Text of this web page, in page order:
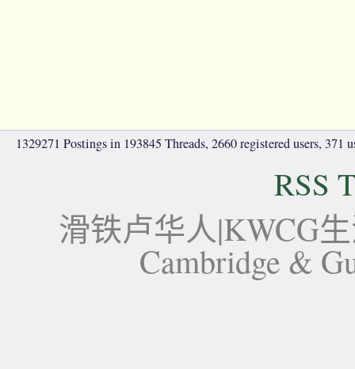
1329271 Postings in 193845 Threads, 2660 registered users, 371
RSS
滑铁卢华人|KWCG
Cambridge &